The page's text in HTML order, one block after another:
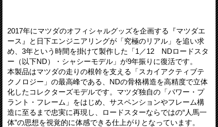
2017年にマツダのオフィシャルグッズを企画する『マツダエ
ース』と日下エンジニアリングが「究極のリアル」を追い求
め、3年という時間を掛けて製作した「1／12 NDロードスタ
ー（以下ND）・シャシーモデル」が9年振りに復活です。
本製品はマツダの走りの根幹を支える「スカイアクティブテ
クノロジー」の最高峰である、NDの骨格構造を高精度で立体
化したコレクターズモデルです。マツダ独自の「パワー・プ
ラント・フレーム」をはじめ、サスペンションやフレーム構
造に至るまで忠実に再現し、ロードスターならではの“人馬一
体”の思想を視覚的に体感できる仕上がりとなっています。